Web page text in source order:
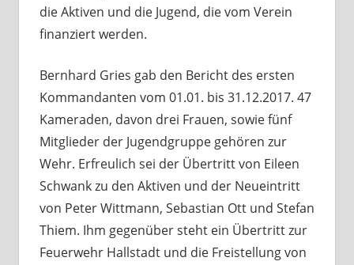
die Aktiven und die Jugend, die vom Verein
finanziert werden.
Bernhard Gries gab den Bericht des ersten
Kommandanten vom 01.01. bis 31.12.2017. 47
Kameraden, davon drei Frauen, sowie fünf
Mitglieder der Jugendgruppe gehören zur
Wehr. Erfreulich sei der Übertritt von Eileen
Schwank zu den Aktiven und der Neueintritt
von Peter Wittmann, Sebastian Ott und Stefan
Thiem. Ihm gegenüber steht ein Übertritt zur
Feuerwehr Hallstadt und die Freistellung von